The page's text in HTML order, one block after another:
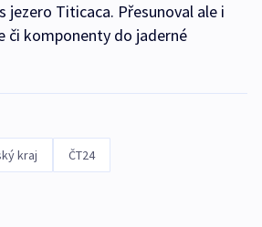
jezero Titicaca. Přesunoval ale i
či komponenty do jaderné
kraj ČT24